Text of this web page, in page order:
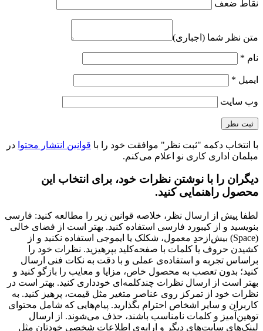
نقاط ضعف
متن نظر شما (اجباری)
نام *
ایمیل *
وب‌ سایت
با انتخاب دکمه "ثبت نظر" موافقت خود را با قوانین انتشار محتوا در
مبلمان اداری کاری نو اعلام می‌کنم.
دیگران را با نوشتن نظرات خود، برای انتخاب این
محصول راهنمایی کنید.
لطفا پیش از ارسال نظر، خلاصه قوانین زیر را مطالعه کنید: فارسی
بنویسید و از کیبورد فارسی استفاده کنید. بهتر است از فضای خالی
(Space) بیش‌از‌حدِ معمول، شکلک یا ایموجی استفاده نکنید و از
کشیدن حروف یا کلمات با صفحه‌کلید بپرهیزید. نظرات خود را
براساس تجربه و استفاده‌ی عملی و با دقت به نکات فنی ارسال
کنید؛ بدون تعصب به محصول خاص، مزایا و معایب را بازگو کنید و
بهتر است از ارسال نظرات چندکلمه‌‌ای خودداری کنید. بهتر است در
نظرات خود از تمرکز روی عناصر متغیر مثل قیمت، پرهیز کنید. به
کاربران و سایر اشخاص احترام بگذارید. پیام‌هایی که شامل محتوای
توهین‌آمیز و کلمات نامناسب باشند، حذف می‌شوند. از ارسال
لینک‌های سایت‌های دیگر و ارایه‌ی اطلاعات شخصی خودتان مثل